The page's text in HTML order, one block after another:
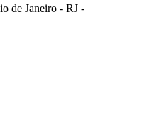
de Janeiro - RJ -